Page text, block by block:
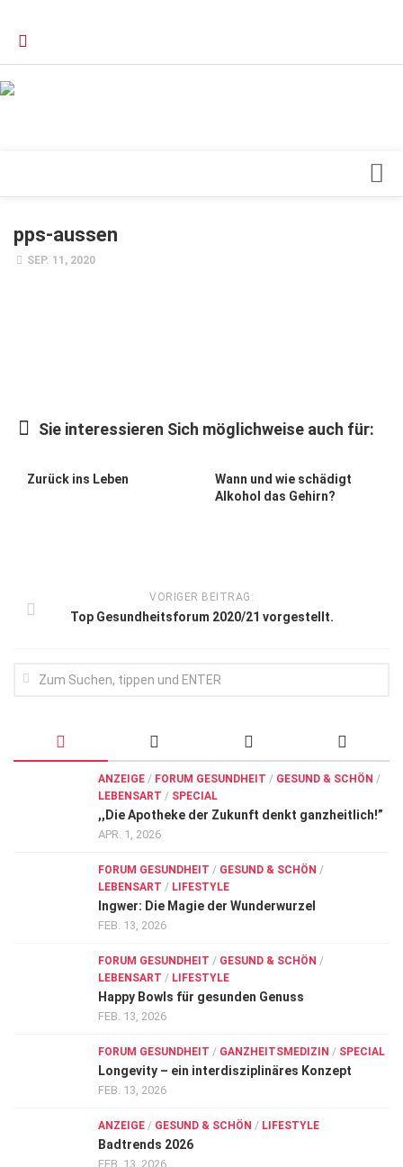
Forschung
Forum Gesundheit
Kampf gegen Krebs
Lebensart
pps-aussen
SEP. 11, 2020
Sie interessieren Sich möglichweise auch für:
Zurück ins Leben
Wann und wie schädigt
Alkohol das Gehirn?
VORIGER BEITRAG:
Top Gesundheitsforum 2020/21 vorgestellt.
ANZEIGE / FORUM GESUNDHEIT / GESUND & SCHÖN /
LEBENSART / SPECIAL
,,Die Apotheke der Zukunft denkt ganzheitlich!”
APR. 1, 2026
FORUM GESUNDHEIT / GESUND & SCHÖN /
LEBENSART / LIFESTYLE
Ingwer: Die Magie der Wunderwurzel
FEB. 13, 2026
FORUM GESUNDHEIT / GESUND & SCHÖN /
LEBENSART / LIFESTYLE
Happy Bowls für gesunden Genuss
FEB. 13, 2026
FORUM GESUNDHEIT / GANZHEITSMEDIZIN / SPECIAL
Longevity – ein interdisziplinäres Konzept
FEB. 13, 2026
ANZEIGE / GESUND & SCHÖN / LIFESTYLE
Badtrends 2026
FEB. 13, 2026